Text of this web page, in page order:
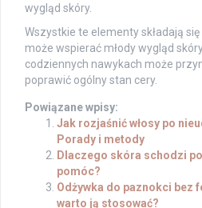
wygląd skóry.
Wszystkie te elementy składają
może wspierać młody wygląd
codziennych nawykach może
poprawić ogólny stan cery.
Powiązane wpisy:
Jak rozjaśnić włosy po
Porady i metody
Dlaczego skóra schodzi
pomóc?
Odżywka do paznokci bez
warto ją stosować?